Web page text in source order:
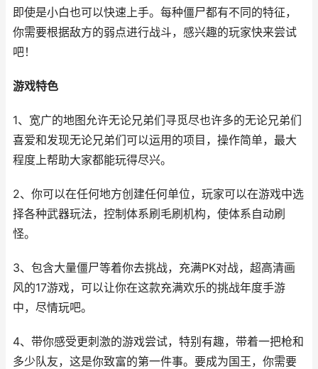
即使是小白也可以快速上手。每种僵尸都有不同的特征，
你需要根据敌方的弱点进行战斗，感兴趣的玩家快来尝试
吧！
游戏特色
1、宽广的地图允许无论兄弟们寻觅尽也许多的无论兄弟们
喜爱和发现无论兄弟们可以运用的项目，操作简单，最大
程度上帮助大家都能玩得尽兴。
2、你可以在任何地方创建任何单位，玩家可以在游戏中选
择各种武器玩法，控制体系刷毛刷机构，使体系自动刷
怪。
3、包含大量僵尸等着你去挑战，充满PK对战，超高清画
风的17游戏，可以让你在这款充满欢乐的挑战年度手游
中，尽情玩吧。
4、带你感受更刺激的游戏尝试，特别有趣，带着一把枪和
多少队友，这是你致富的第一件事。要成为国王，你需要